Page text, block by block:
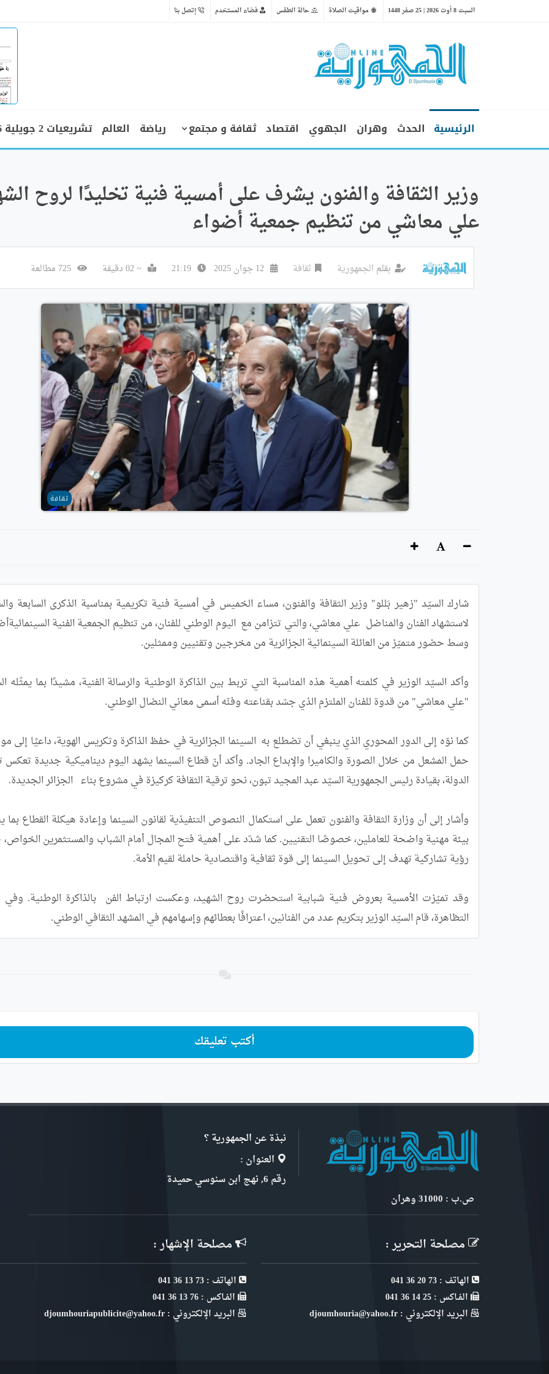
السبت 8 أوت 2026 | 25 صفر 1448 مواقيت الصلاة حالة الطقس فضاء المستخدم إتصل بنا
الرئيسية الحدث وهران الجهوي اقتصاد ثقافة و مجتمع رياضة العالم تشريعيات 2 جويلية 2026
وزير الثقافة والفنون يشرف على أمسية فنية تخليدًا لروح
علي معاشي من تنظيم جمعية أضواء
بقلم الجمهورية ثقافة 12 جوان 2025 21:19 ~ 02 دقيقة 725 مطالعة
ثقافة
التظاهرة، قام السيّد الوزير بتكريم عدد من الفنانين، اعترافًا بعطائهم وإسهامهم في المشهد الثقافي الوطني.
أكتب تعليقك
نبذة عن الجمهورية ؟
العنوان :
رقم 6, نهج ابن سنوسي حميدة
ص.ب : 31000 وهران
مصلحة التحرير :
الهاتف : 73 20 36 041
الفـاكس : 25 14 36 041
البريد الإلكتروني : djoumhouria@yahoo.fr
مصلحة الإشهار :
الهاتف : 73 13 36 041
الفـاكس : 76 13 36 041
البريد الإلكتروني : djoumhouriapublicite@yahoo.fr